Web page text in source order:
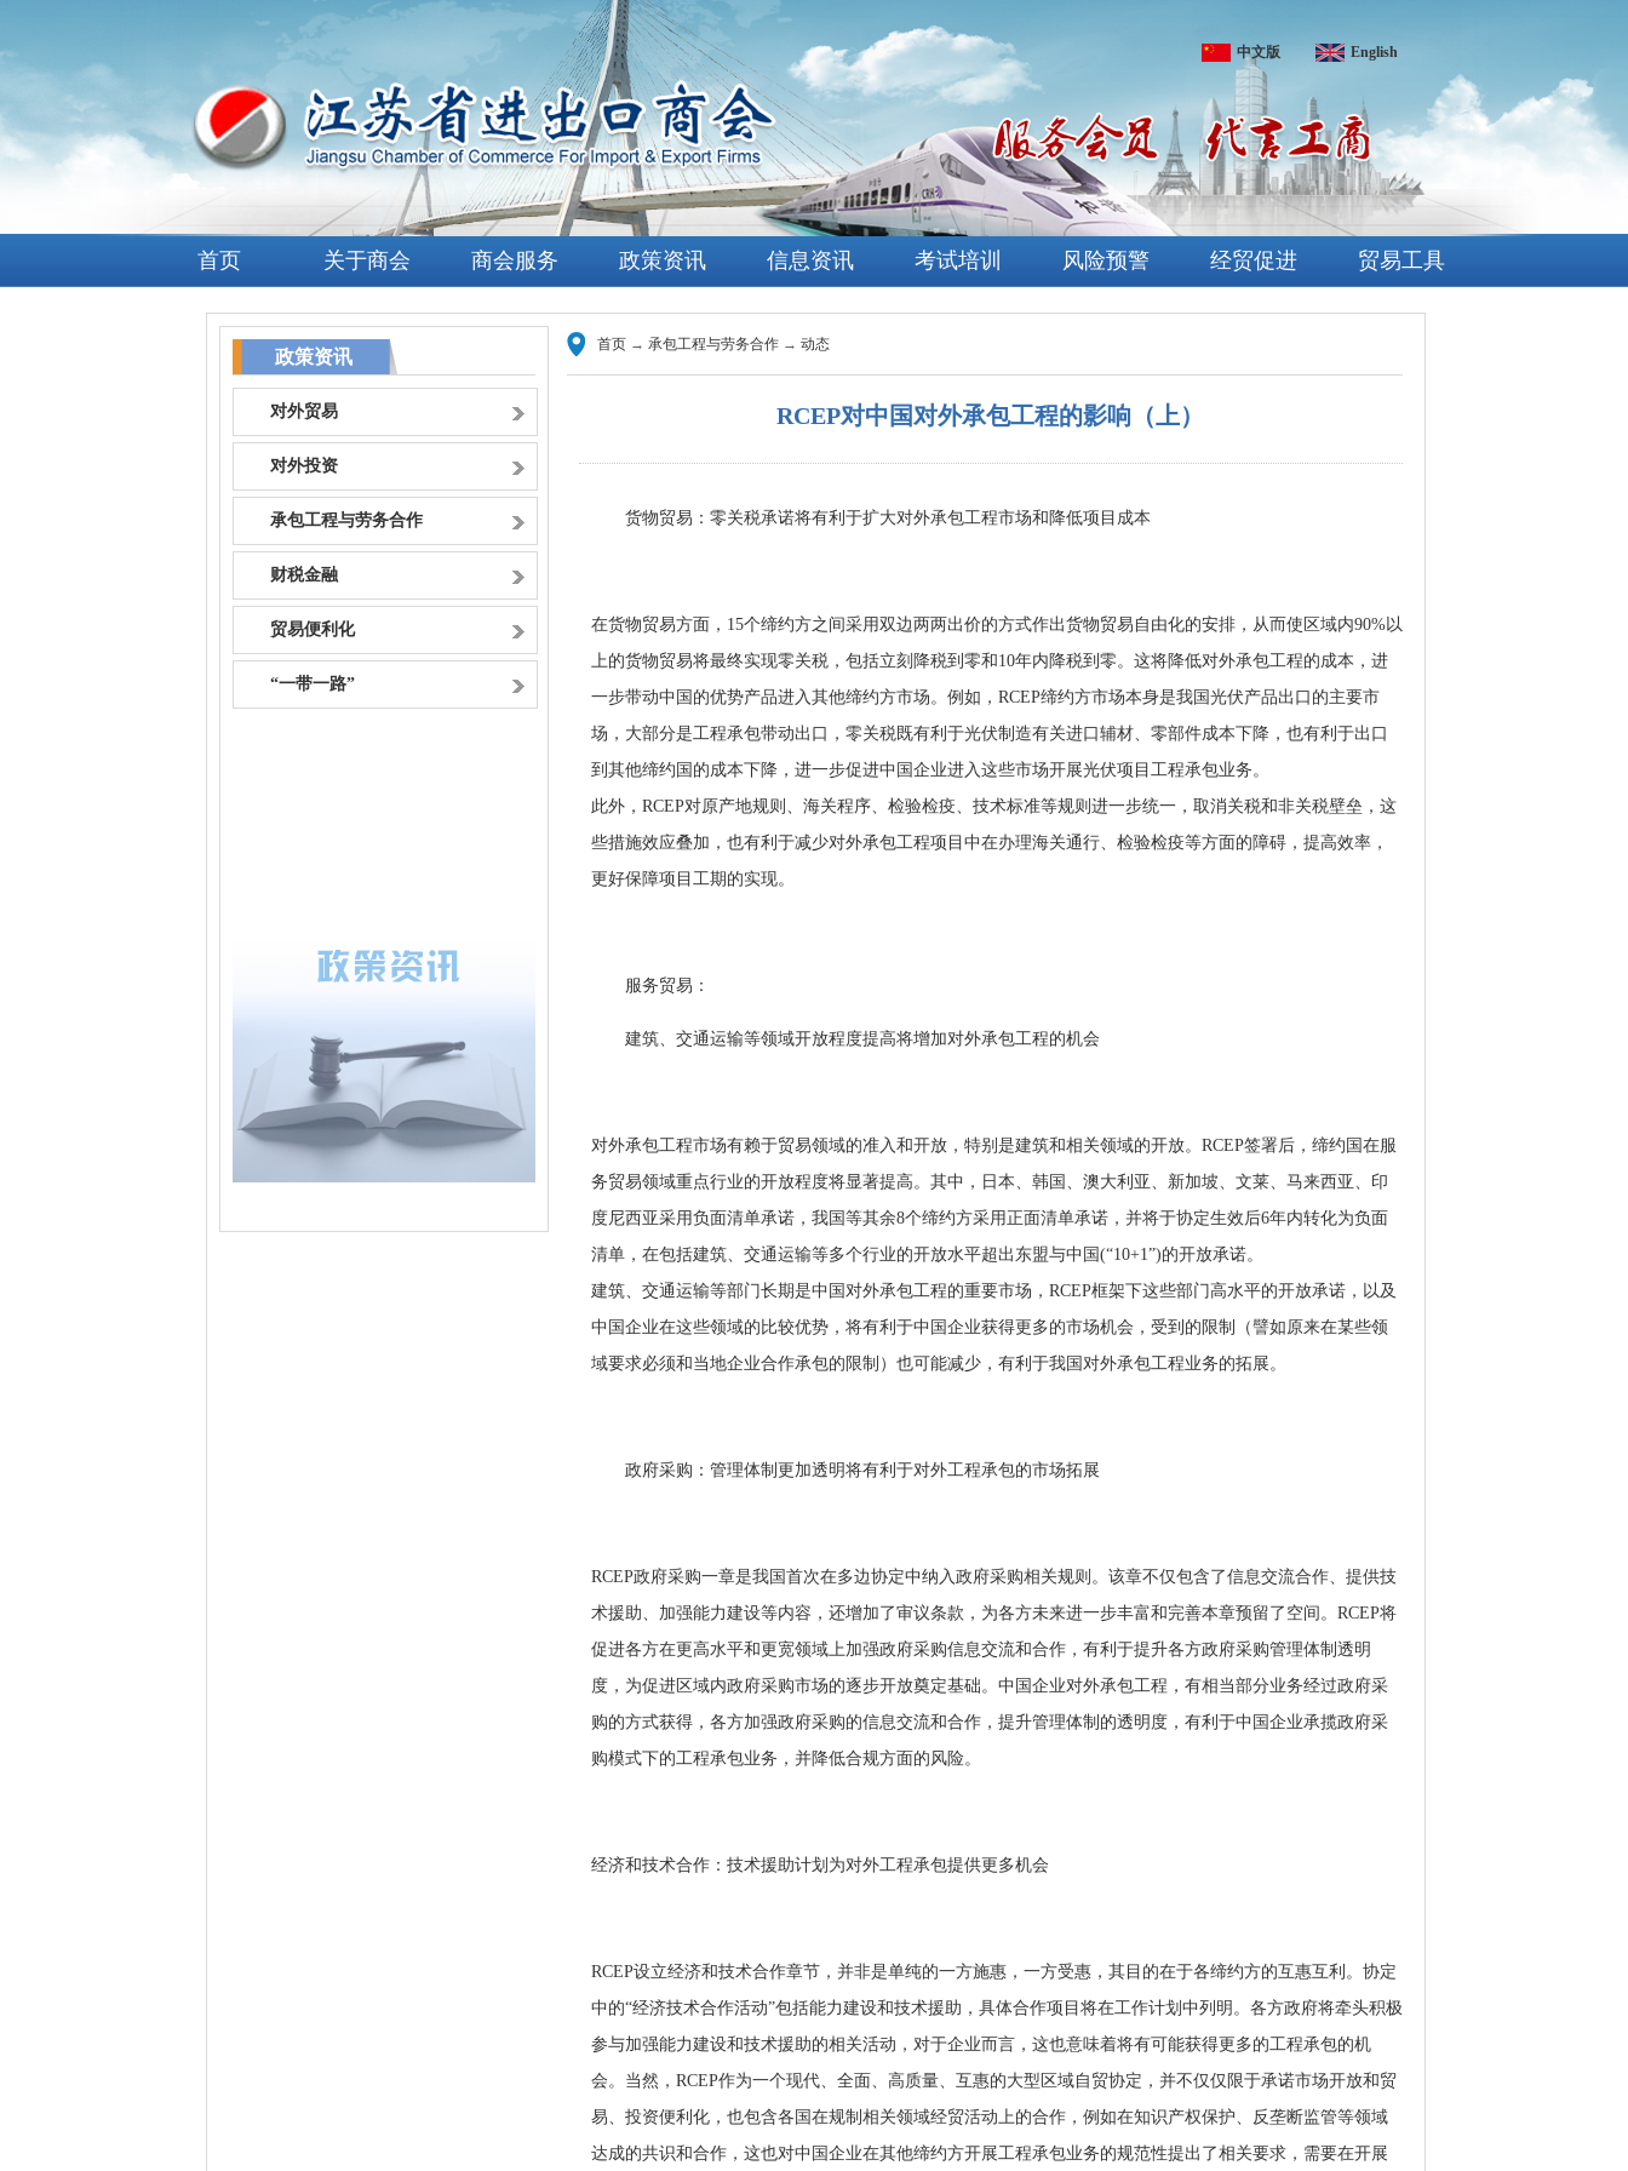
中文版 English
首页 关于商会 商会服务 政策资讯 信息资讯 考试培训 风险预警 经贸促进 贸易工具
政策资讯
对外贸易
对外投资
承包工程与劳务合作
财税金融
贸易便利化
“一带一路”
首页→ 承包工程与劳务合作→ 动态
RCEP对中国对外承包工程的影响（上）
货物贸易：零关税承诺将有利于扩大对外承包工程市场和降低项目成本
在货物贸易方面，15个缔约方之间采用双边两两出价的方式作出货物贸易自由化的安排，从而使区域内90%以
上的货物贸易将最终实现零关税，包括立刻降税到零和10年内降税到零。这将降低对外承包工程的成本，进
一步带动中国的优势产品进入其他缔约方市场。例如，RCEP缔约方市场本身是我国光伏产品出口的主要市
场，大部分是工程承包带动出口，零关税既有利于光伏制造有关进口辅材、零部件成本下降，也有利于出口
到其他缔约国的成本下降，进一步促进中国企业进入这些市场开展光伏项目工程承包业务。
此外，RCEP对原产地规则、海关程序、检验检疫、技术标准等规则进一步统一，取消关税和非关税壁垒，这
些措施效应叠加，也有利于减少对外承包工程项目中在办理海关通行、检验检疫等方面的障碍，提高效率，
更好保障项目工期的实现。
服务贸易：
建筑、交通运输等领域开放程度提高将增加对外承包工程的机会
对外承包工程市场有赖于贸易领域的准入和开放，特别是建筑和相关领域的开放。RCEP签署后，缔约国在服
务贸易领域重点行业的开放程度将显著提高。其中，日本、韩国、澳大利亚、新加坡、文莱、马来西亚、印
度尼西亚采用负面清单承诺，我国等其余8个缔约方采用正面清单承诺，并将于协定生效后6年内转化为负面
清单，在包括建筑、交通运输等多个行业的开放水平超出东盟与中国(“10+1”)的开放承诺。
建筑、交通运输等部门长期是中国对外承包工程的重要市场，RCEP框架下这些部门高水平的开放承诺，以及
中国企业在这些领域的比较优势，将有利于中国企业获得更多的市场机会，受到的限制（譬如原来在某些领
域要求必须和当地企业合作承包的限制）也可能减少，有利于我国对外承包工程业务的拓展。
政府采购：管理体制更加透明将有利于对外工程承包的市场拓展
RCEP政府采购一章是我国首次在多边协定中纳入政府采购相关规则。该章不仅包含了信息交流合作、提供技
术援助、加强能力建设等内容，还增加了审议条款，为各方未来进一步丰富和完善本章预留了空间。RCEP将
促进各方在更高水平和更宽领域上加强政府采购信息交流和合作，有利于提升各方政府采购管理体制透明
度，为促进区域内政府采购市场的逐步开放奠定基础。中国企业对外承包工程，有相当部分业务经过政府采
购的方式获得，各方加强政府采购的信息交流和合作，提升管理体制的透明度，有利于中国企业承揽政府采
购模式下的工程承包业务，并降低合规方面的风险。
经济和技术合作：技术援助计划为对外工程承包提供更多机会
RCEP设立经济和技术合作章节，并非是单纯的一方施惠，一方受惠，其目的在于各缔约方的互惠互利。协定
中的“经济技术合作活动”包括能力建设和技术援助，具体合作项目将在工作计划中列明。各方政府将牵头积极
参与加强能力建设和技术援助的相关活动，对于企业而言，这也意味着将有可能获得更多的工程承包的机
会。当然，RCEP作为一个现代、全面、高质量、互惠的大型区域自贸协定，并不仅仅限于承诺市场开放和贸
易、投资便利化，也包含各国在规制相关领域经贸活动上的合作，例如在知识产权保护、反垄断监管等领域
达成的共识和合作，这也对中国企业在其他缔约方开展工程承包业务的规范性提出了相关要求，需要在开展